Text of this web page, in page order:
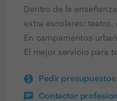
Dentro de la
extra escolares: teatro,
En campamentos
El mejor servicio para
Pedir presupuestos
Contactar